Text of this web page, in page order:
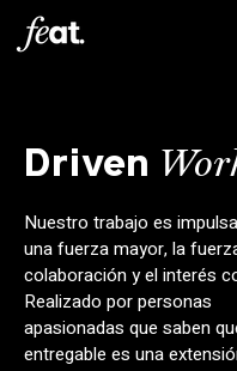
Driven
Nuestro trabajo es
una fuerza mayor, la
colaboración y el interés
Realizado por personas
apasionadas que saben
entregable es una